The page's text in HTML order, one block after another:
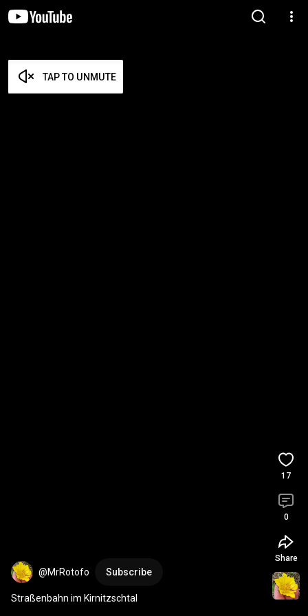
TAP TO UNMUTE
@MrRotofo Subscribe
Straßenbahn im Kirnitzschtal
17
0
Share